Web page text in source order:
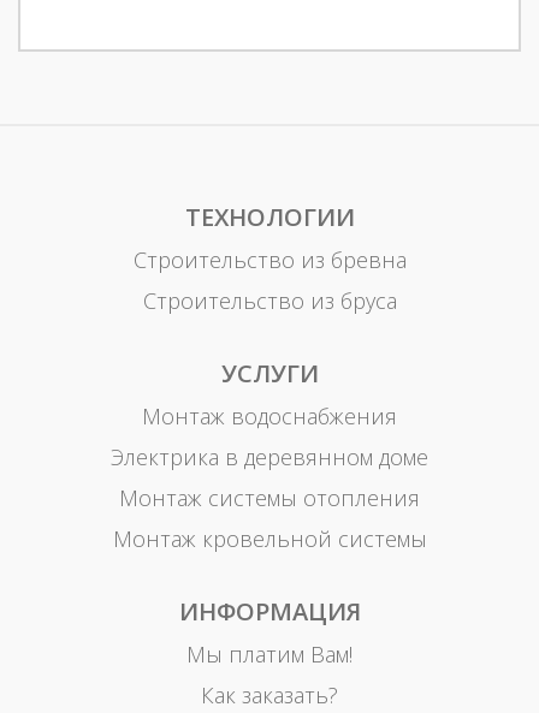
ТЕХНОЛОГИИ
Строительство из бревна
Строительство из бруса
УСЛУГИ
Монтаж водоснабжения
Электрика в деревянном доме
Монтаж системы отопления
Монтаж кровельной системы
ИНФОРМАЦИЯ
Мы платим Вам!
Как заказать?